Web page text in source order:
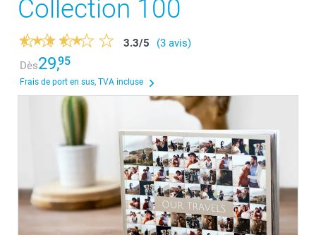
Collection 100
3.3/5
(3 avis)
Dès29,95
Frais de port en sus, TVA incluse